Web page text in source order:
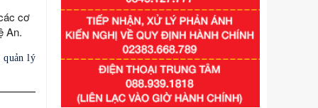
cơ
An.
quản lý
Số kí hiệu:351/2025/NĐ-CP
Tên: Nghị định số 351/2025/NĐ-CP